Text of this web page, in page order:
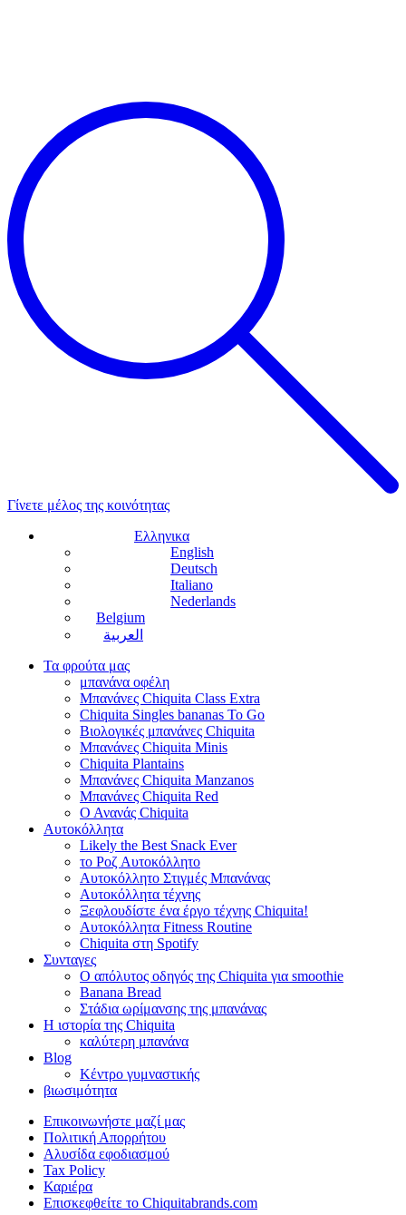
Γίνετε μέλος της κοινότητας
Ελληνικα
English
Deutsch
Italiano
Nederlands
Belgium
العربية
Τα φρούτα μας
μπανάνα οφέλη
Μπανάνες Chiquita Class Extra
Chiquita Singles bananas To Go
Βιολογικές μπανάνες Chiquita
Μπανάνες Chiquita Minis
Chiquita Plantains
Μπανάνες Chiquita Manzanos
Μπανάνες Chiquita Red
Ο Ανανάς Chiquita
Αυτοκόλλητα
Likely the Best Snack Ever
το Ροζ Αυτοκόλλητο
Αυτοκόλλητο Στιγμές Μπανάνας
Αυτοκόλλητα τέχνης
Ξεφλουδίστε ένα έργο τέχνης Chiquita!
Αυτοκόλλητα Fitness Routine
Chiquita στη Spotify
Συνταγες
Ο απόλυτος οδηγός της Chiquita για smoothie
Banana Bread
Στάδια ωρίμανσης της μπανάνας
Η ιστορία της Chiquita
καλύτερη μπανάνα
Blog
Κέντρο γυμναστικής
βιωσιμότητα
Επικοινωνήστε μαζί μας
Πολιτική Απορρήτου
Αλυσίδα εφοδιασμού
Tax Policy
Καριέρα
Επισκεφθείτε το Chiquitabrands.com